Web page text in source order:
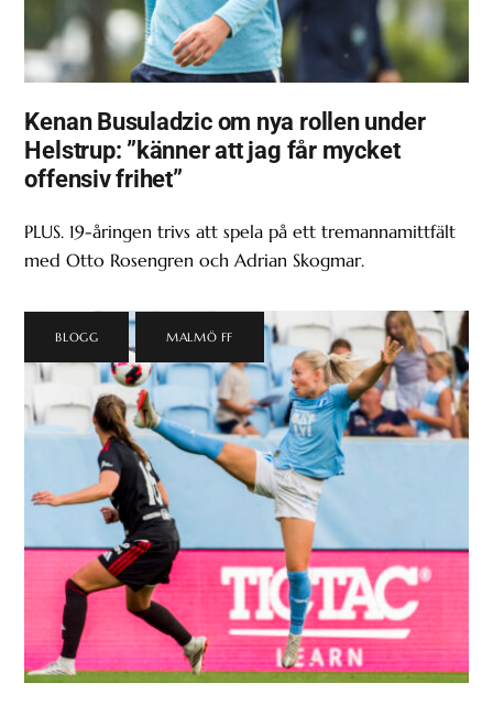
Kenan Busuladzic om nya rollen under
Helstrup: ”känner att jag får mycket
offensiv frihet”
PLUS. 19-åringen trivs att spela på ett tremannamittfält
med Otto Rosengren och Adrian Skogmar.
BLOGG MALMÖ FF